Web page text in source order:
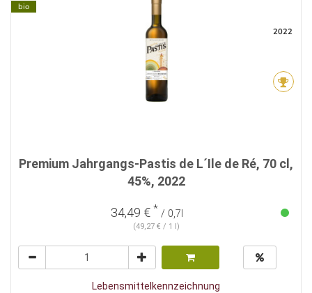
bio
2022
Premium Jahrgangs-Pastis de L´Ile de Ré, 70 cl,
45%, 2022
34,49 € * / 0,7l
(49,27 € / 1 l)
Lebensmittelkennzeichnung